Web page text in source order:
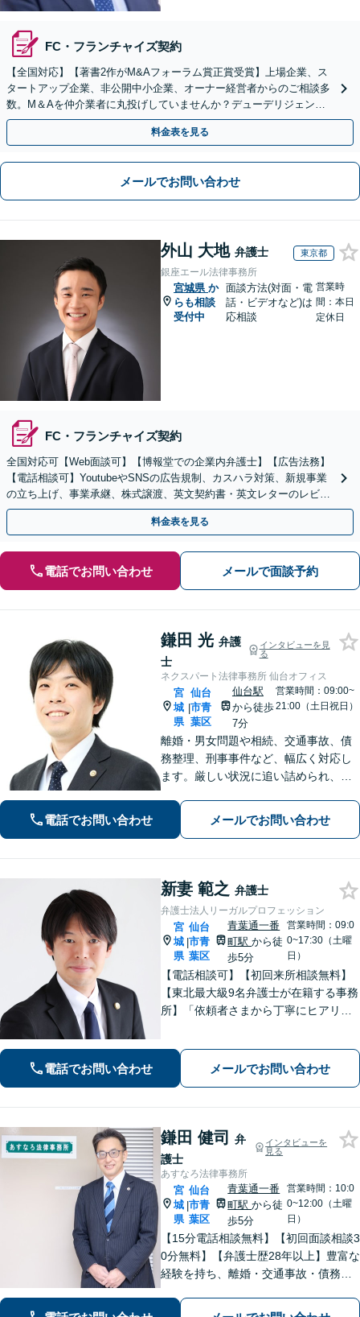
FC・フランチャイズ契約
【全国対応】【著書2作がM&Aフォーラム賞正賞受賞】上場企業、ス
タートアップ企業、非公開中小企業、オーナー経営者からのご相談多
数。M＆Aを仲介業者に丸投げしていませんか？デューデリジェンス
や契約書作成・交渉はお任せください【初回無料】
料金表を見る
メールでお問い合わせ
外山 大地 弁護士 東京都
銀座エール法律事務所
宮城県 か
らも相談
受付中
面談方法(対面・電
話・ビデオなど)は
応相談
営業時
間：本日
定休日
FC・フランチャイズ契約
全国対応可【Web面談可】【博報堂での企業内弁護士】【広告法務】
【電話相談可】YoutubeやSNSの広告規制、カスハラ対策、新規事業
の立ち上げ、事業承継、株式譲渡、英文契約書・英文レターのレビュ
ー・ドラフトなどに対応。
料金表を見る
電話でお問い合わせ メールで面談予約
鎌田 光 弁護
士
インタビューを見
る
ネクスパート法律事務所 仙台オフィス
宮
城
県
|
仙台
市青
葉区
仙台駅
から徒歩
7分
営業時間：09:00~
21:00（土日祝日）
離婚・男女問題や相続、交通事故、債
務整理、刑事事件など、幅広く対応し
ます。厳しい状況に追い詰められ、ご
し、笑顔で再出発できるよう、お気持
ちに寄り添いながら、解決まで全力で
電話でお問い合わせ メールでお問い合わせ
新妻 範之 弁護士
弁護士法人リーガルプロフェッション
宮
城
県
|
仙台
市青
葉区
青葉通一番
町駅から徒
歩5分
営業時間：09:0
0~17:30（土曜
日）
【電話相談可】【初回来所相談無料】
【東北最大級9名弁護士が在籍する事務
所】「依頼者さまから丁寧にヒアリン
可」多角的な視点で労働問題をサポー
ト【休日夜間相談可】【完全個室対
電話でお問い合わせ メールでお問い合わせ
鎌田 健司
弁
護士
インタビューを
見る
あすなろ法律事務所
宮
城
県
|
仙台
市青
葉区
青葉通一番
町駅から徒
歩5分
営業時間：10:0
0~12:00（土曜
日）
【15分電話相談無料】【初回面談相談3
0分無料】【弁護士歴28年以上】豊富な
経験を持ち、離婚・交通事故・債務整
応。司法書士や税理士と連携。【青葉